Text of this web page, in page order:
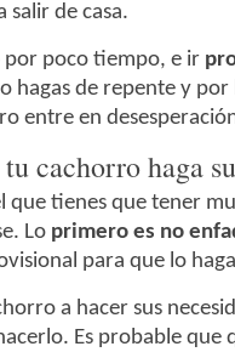
salir de casa.
por poco tiempo, e ir
hagas de repente y
entre en
cachorro haga
que tienes que tener
Lo primero es no
para que lo
a hacer sus
Es probable que